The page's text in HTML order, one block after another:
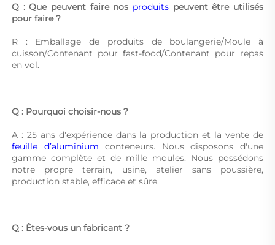
Q : Que peuvent faire nos produits peuvent être utilisés
pour faire ?
R : Emballage de produits de boulangerie/Moule à
cuisson/Contenant pour fast-food/Contenant pour repas
en vol.
Q : Pourquoi choisir-nous ?
feuille d’aluminium conteneurs. Nous disposons d'une
gamme complète et de mille moules. Nous possédons
notre propre terrain, usine, atelier sans poussière,
production stable, efficace et sûre.
Q : Êtes-vous un fabricant ?